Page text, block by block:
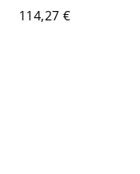
Suspension pour
Chambre - 110 V-120 V
114,27 €